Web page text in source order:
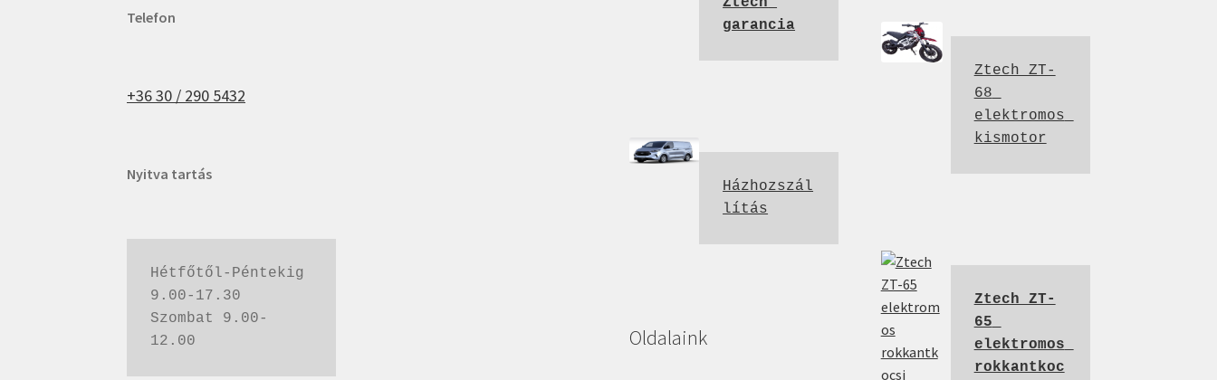
Telefon
+36 30 / 290 5432
Nyitva tartás
Hétfőtől-Péntekig
9.00-17.30
Szombat 9.00-
12.00
garancia
Házhozszál
lítás
Oldalaink
Ztech ZT-
68
elektromos
kismotor
Ztech ZT-
65
elektromos
rokkantkoc